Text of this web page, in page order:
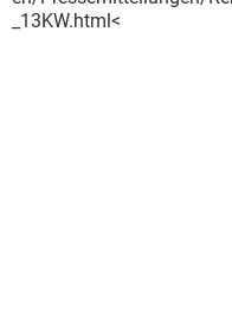
_13KW.html<